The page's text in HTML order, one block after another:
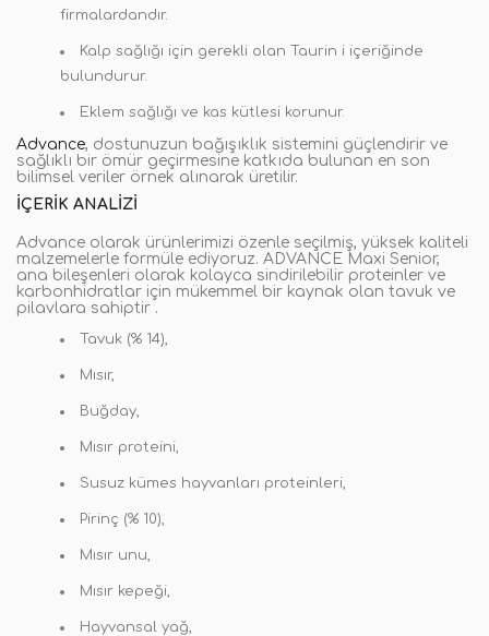
firmalardandır.
Kalp sağlığı için gerekli olan Taurin i içeriğinde
bulundurur.
Eklem sağlığı ve kas kütlesi korunur.
Advance, dostunuzun bağışıklık sistemini güçlendirir ve
sağlıklı bir ömür geçirmesine katkıda bulunan en son
bilimsel veriler örnek alınarak üretilir.
İÇERIK ANALIZI
Advance olarak ürünlerimizi özenle seçilmiş, yüksek kaliteli
malzemelerle formüle ediyoruz. ADVANCE Maxi Senior,
ana bileşenleri olarak kolayca sindirilebilir proteinler ve
karbonhidratlar için mükemmel bir kaynak olan tavuk ve
pilavlara sahiptir .
Tavuk (% 14),
Mısır,
Buğday,
Mısır proteini,
Susuz kümes hayvanları proteinleri,
Pirinç (% 10),
Mısır unu,
Mısır kepeği,
Hayvansal yağ,